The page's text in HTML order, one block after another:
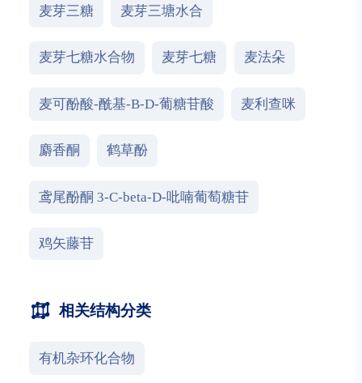
麦芽三糖 麦芽三塘水合
麦芽七糖水合物 麦芽七糖 麦法朵
麦可酚酸-酰基-Β-D-葡糖苷酸 麦利查咪
麝香酮 鹤草酚
鸢尾酚酮 3-C-beta-D-吡喃葡萄糖苷
鸡矢藤苷
相关结构分类
有机杂环化合物